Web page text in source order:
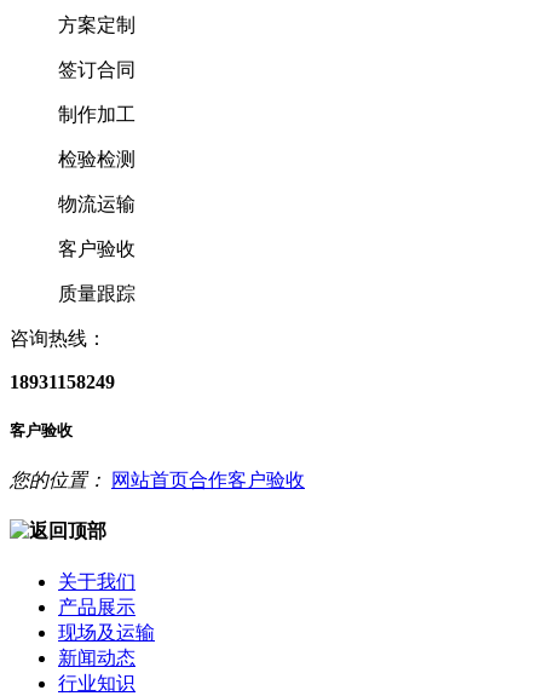
方案定制
签订合同
制作加工
检验检测
物流运输
客户验收
质量跟踪
咨询热线：
18931158249
客户验收
您的位置： 网站首页合作客户验收
关于我们
产品展示
现场及运输
新闻动态
行业知识